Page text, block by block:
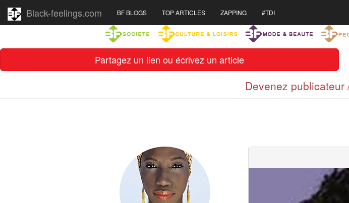
Partagez un lien ou écrivez un article
Black-feelings.com BF BLOGS TOP ARTICLES ZAPPING #TDI
Devenez